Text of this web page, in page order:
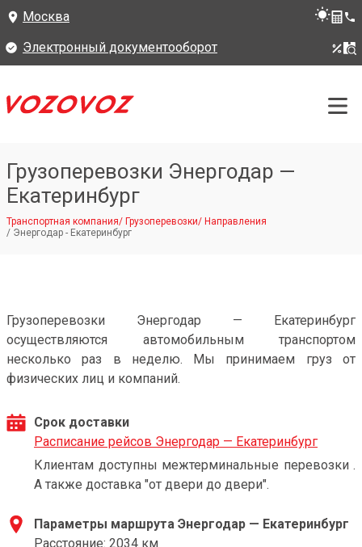
Москва
Электронный документооборот
Грузоперевозки Энергодар —
Екатеринбург
Транспортная компания/ Грузоперевозки/ Направления
/ Энергодар - Екатеринбург
Грузоперевозки Энергодар — Екатеринбург
осуществляются автомобильным транспортом
несколько раз в неделю. Мы принимаем груз от
физических лиц и компаний.
Срок доставки
Расписание рейсов Энергодар — Екатеринбург
Клиентам доступны межтерминальные перевозки .
А также доставка "от двери до двери".
Параметры маршрута Энергодар — Екатеринбург
Расстояние: 2034 км